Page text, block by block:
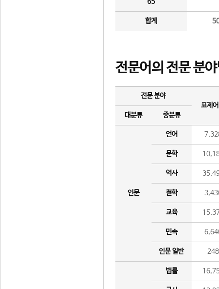
합계
전문어의 전문 분
전문 분야
표제
대분류
중분류
인문
언어
문학
역사
철학
교육
민속
인문 일반 248
법률